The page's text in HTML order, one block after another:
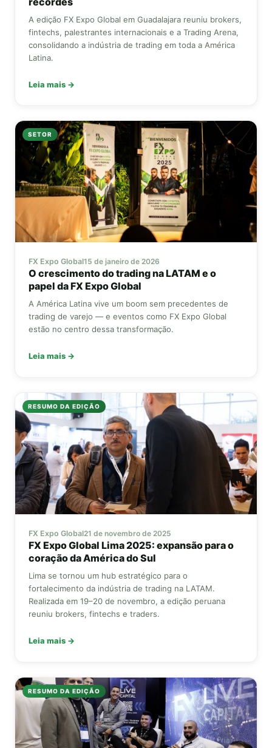
A edição FX Expo Global em Guadalajara reuniu brokers,
fintechs, palestrantes internacionais e a Trading Arena,
consolidando a indústria de trading em toda a América
Latina.
Leia mais →
SETOR
FX Expo Global15 de janeiro de 2026
O crescimento do trading na LATAM e o
papel daFX Expo Global
A América Latina vive um boom sem precedentes de
trading de varejo — e eventos como FX Expo Global
estão no centro dessa transformação.
Leia mais →
RESUMO DA EDIÇÃO
FX Expo Global21 de novembro de 2025
FX Expo Global Lima 2025: expansão para o
coração da América do Sul
Lima se tornou um hub estratégico para o
fortalecimento da indústria de trading na LATAM.
Realizada em 19–20 de novembro, a edição peruana
reuniu brokers, fintechs e traders.
Leia mais →
RESUMO DA EDIÇÃO